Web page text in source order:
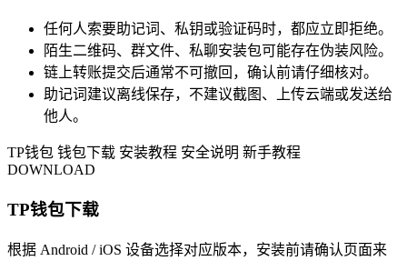
任何人索要助记词、私钥或验证码时，都应立即拒绝。
陌生二维码、群文件、私聊安装包可能存在伪装风险。
链上转账提交后通常不可撤回，确认前请仔细核对。
助记词建议离线保存，不建议截图、上传云端或发送给
他人。
TP钱包 钱包下载 安装教程 安全说明 新手教程
DOWNLOAD
TP钱包下载
根据 Android / iOS 设备选择对应版本，安装前请确认页面来